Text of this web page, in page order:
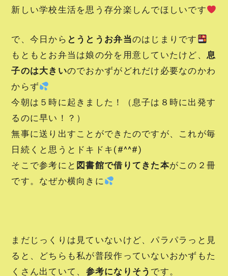
新しい学校生活を思う存分楽しんでほしいです
で、今日から とうとうお弁当のはじまりです
もともとお弁当は娘の分を用意していたけど、 息
子のは大きいのでおかずがどれだけ必要なのかわ
からず
今朝は５時に起きました！（息子は８時に出発す
るのに早い！？）
無事に送り出すことができたのですが、これが毎
日続くと思うとドキドキ(#^^#)
そこで参考にと 図書館で借りてきた本がこの２冊
です。なぜか横向きに
まだじっくりは見ていないけど、パラパラっと見
ると、どちらも私が普段作っていないおかずもた
くさん出ていて、 参考になりそう です。